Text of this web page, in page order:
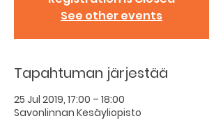
See other events
Tapahtuman järjestää
25 Jul 2019, 17:00 – 18:00
Savonlinnan Kesäyliopisto